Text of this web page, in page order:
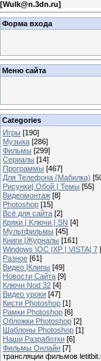
[Wulk@n.3dn.ru]
Форма входа
Меню сайта
Categories
Игры [190]
Музыка [286]
Фильмы [299]
Сериалы [14]
Программы [467]
Для Телефона (Мабилка)
Рисунки| Обой | Темы [55]
Видеомонтаж [8]
Photoshop [15]
Всё для сайта [2]
Кряки | Kлючи | SN [4]
Мультфильмы [45]
Книги |Журналы [161]
Windows \OC |XP | VISTA| 7
Разное [61]
Видео |Клипы [49]
Новости Сайта [9]
Ключи Nod 32 [4]
Видео уроки [47]
Кисти Photoshop [1]
Рамки Photoshop [6]
Обложки Photoshop [2]
Шаблоны Photoshop [1]
Наши Разработки [6]
Фильмы Онлайн [7]
трансляции фильмов